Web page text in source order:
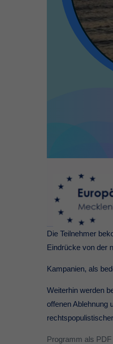
Die Teilnehmer
Eindrücke von der
Kampanien, als
Weiterhin werden
offenen Ablehnung
Programm als PDF